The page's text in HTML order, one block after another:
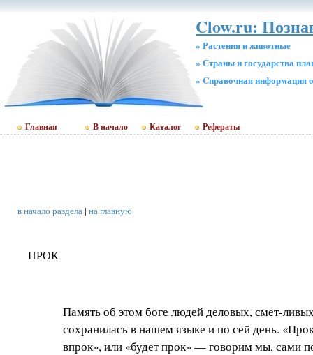
Clow.ru:
» Растения и животные
» Страны и государства
» Cправочная информация
Главная В начало Каталог Рефераты
в начало раздела| на главную
ПРОК
Память об этом боге людей деловых, смет-
сохранилась в нашем языке и по сей день.
впрок», или «будет прок» — говорим мы, сами